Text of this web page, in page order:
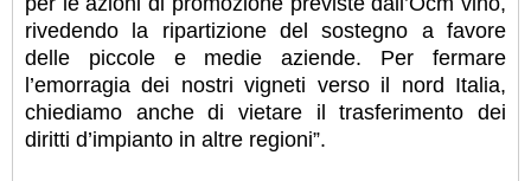
rivedendo la ripartizione del sostegno a favore
delle piccole e medie aziende. Per fermare
l’emorragia dei nostri vigneti verso il nord Italia,
chiediamo anche di vietare il trasferimento dei
diritti d’impianto in altre regioni”.